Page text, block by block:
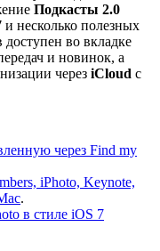
Подкасты 2.0
и несколько полезных
во вкладке
и новинок, а
через iCloud с
через Find my
iPhoto, Keynote,
.
в стиле iOS 7